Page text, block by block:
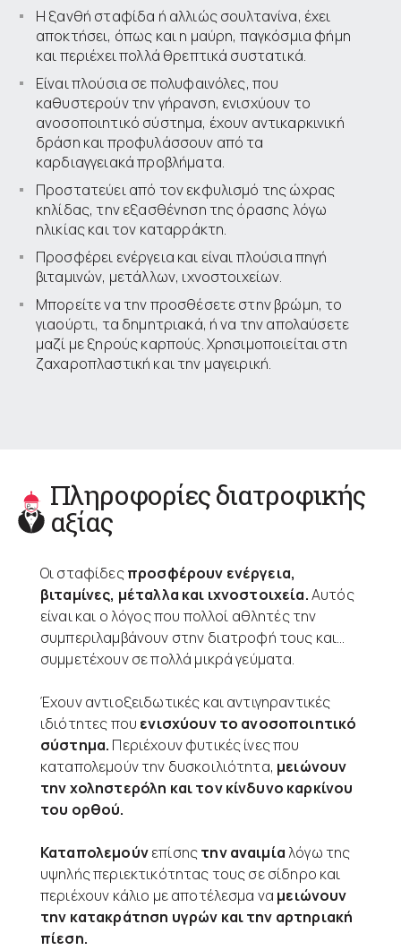
Η ξανθή σταφίδα ή αλλιώς σουλτανίνα, έχει
αποκτήσει, όπως και η μαύρη, παγκόσμια φήμη
και περιέχει πολλά θρεπτικά συστατικά.
Είναι πλούσια σε πολυφαινόλες, που
καθυστερούν την γήρανση, ενισχύουν το
ανοσοποιητικό σύστημα, έχουν αντικαρκινική
δράση και προφυλάσσουν από τα
καρδιαγγειακά προβλήματα.
Προστατεύει από τον εκφυλισμό της ώχρας
κηλίδας, την εξασθένηση της όρασης λόγω
ηλικίας και τον καταρράκτη.
Προσφέρει ενέργεια και είναι πλούσια πηγή
βιταμινών, μετάλλων, ιχνοστοιχείων.
Μπορείτε να την προσθέσετε στην βρώμη, το
γιαούρτι, τα δημητριακά, ή να την απολαύσετε
μαζί με ξηρούς καρπούς. Χρησιμοποιείται στη
ζαχαροπλαστική και την μαγειρική.
Πληροφορίες διατροφικής
αξίας
Οι σταφίδεςπροσφέρουν ενέργεια,
βιταμίνες, μέταλλα και ιχνοστοιχεία.Αυτός
είναι και ο λόγος που πολλοί αθλητές την
συμπεριλαμβάνουν στην διατροφή τους και…
συμμετέχουν σε πολλά μικρά γεύματα.
Έχουν αντιοξειδωτικές και αντιγηραντικές
ιδιότητες που ενισχύουν το ανοσοποιητικό
σύστημα. Περιέχουν φυτικές ίνες που
καταπολεμούν την δυσκοιλιότητα, μειώνουν
την χοληστερόλη και τον κίνδυνο καρκίνου
του ορθού.
Καταπολεμούνεπίσηςτην αναιμίαλόγω της
υψηλής περιεκτικότητας τους σε σίδηρο και
περιέχουν κάλιο με αποτέλεσμα να μειώνουν
την κατακράτηση υγρών και την αρτηριακή
πίεση.